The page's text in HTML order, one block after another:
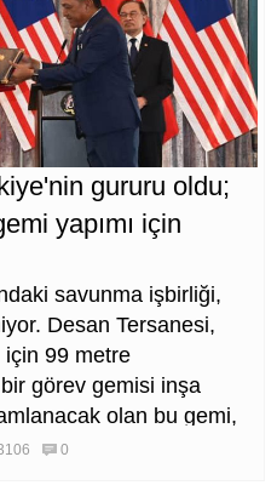
gururu oldu;
yapımı için
savunma işbirliği,
Desan Tersanesi,
için 99 metre
görev gemisi inşa
olan bu gemi,
(MMEA)
0